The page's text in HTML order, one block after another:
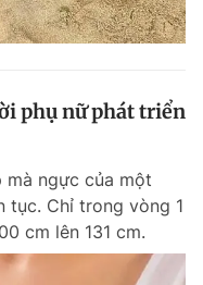
phụ nữ phát triển
mà ngực của một
tục. Chỉ trong vòng 1
cm lên 131 cm.